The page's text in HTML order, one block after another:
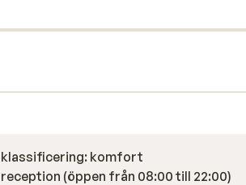
klassificering: komfort
reception (öppen från 08:00 till 22:00)